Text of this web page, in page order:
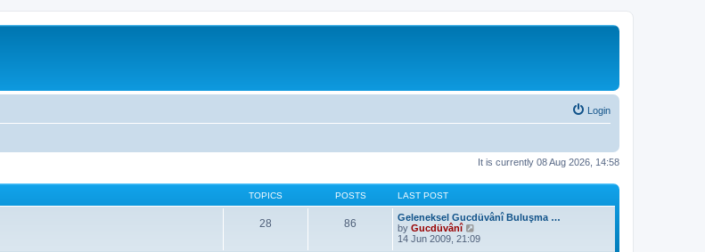
Login
It is currently 08 Aug 2026, 14:58
TOPICS POSTS LAST POST
28 86
Geleneksel Gucdüvânî Buluşma …
by Gucdüvânî
i
14 Jun 2009, 21:09